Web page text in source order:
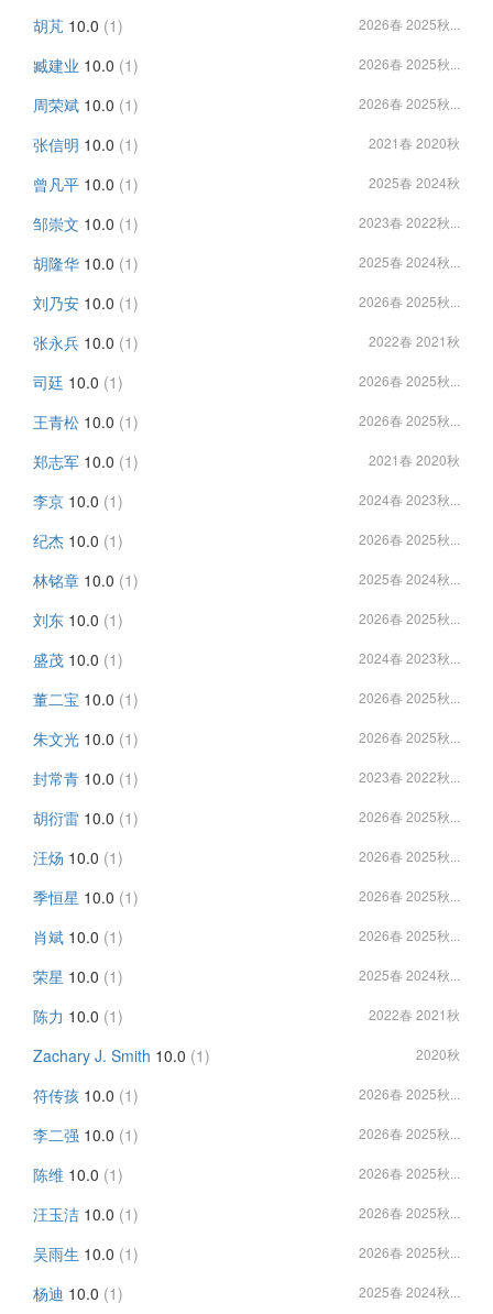
胡芃 10.0 (1) 2026春 2025秋...
臧建业 10.0 (1) 2026春 2025秋...
周荣斌 10.0 (1) 2026春 2025秋...
张信明 10.0 (1) 2021春 2020秋
曾凡平 10.0 (1) 2025春 2024秋
邹崇文 10.0 (1) 2023春 2022秋...
胡隆华 10.0 (1) 2025春 2024秋...
刘乃安 10.0 (1) 2026春 2025秋...
张永兵 10.0 (1) 2022春 2021秋
司廷 10.0 (1) 2026春 2025秋...
王青松 10.0 (1) 2026春 2025秋...
郑志军 10.0 (1) 2021春 2020秋
李京 10.0 (1) 2024春 2023秋...
纪杰 10.0 (1) 2026春 2025秋...
林铭章 10.0 (1) 2025春 2024秋...
刘东 10.0 (1) 2026春 2025秋...
盛茂 10.0 (1) 2024春 2023秋...
董二宝 10.0 (1) 2026春 2025秋...
朱文光 10.0 (1) 2026春 2025秋...
封常青 10.0 (1) 2023春 2022秋...
胡衍雷 10.0 (1) 2026春 2025秋...
汪炀 10.0 (1) 2026春 2025秋...
季恒星 10.0 (1) 2026春 2025秋...
肖斌 10.0 (1) 2026春 2025秋...
荣星 10.0 (1) 2025春 2024秋...
陈力 10.0 (1) 2022春 2021秋
Zachary J. Smith 10.0 (1) 2020秋
符传孩 10.0 (1) 2026春 2025秋...
李二强 10.0 (1) 2026春 2025秋...
陈维 10.0 (1) 2026春 2025秋...
汪玉洁 10.0 (1) 2026春 2025秋...
吴雨生 10.0 (1) 2026春 2025秋...
杨迪 10.0 (1) 2025春 2024秋...